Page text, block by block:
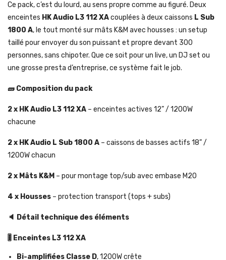
Ce pack, c’est du lourd, au sens propre comme au figuré. Deux
enceintes HK Audio L3 112 XAcouplées à deux caissons L Sub
1800 A, le tout monté sur mâts K&M avec housses : un setup
taillé pour envoyer du son puissant et propre devant 300
personnes, sans chipoter. Que ce soit pour un live, un DJ set ou
une grosse presta d’entreprise, ce système fait le job.
🧱 Composition du pack
2 x HK Audio L3 112 XA – enceintes actives 12” / 1200W
chacune
2 x HK Audio L Sub 1800 A – caissons de basses actifs 18” /
1200W chacun
2 x Mâts K&M – pour montage top/sub avec embase M20
4 x Housses – protection transport (tops + subs)
🔈 Détail technique des éléments
🎚️ Enceintes L3 112 XA
Bi-amplifiées Classe D, 1200W crête